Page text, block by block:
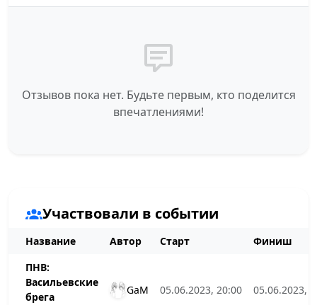
Отзывов пока нет. Будьте первым, кто поделится
впечатлениями!
Участвовали в событии
Название Автор Старт
Финиш
ПНВ:
Васильевские
брега
GaM 05.06.2023, 20:00 05.06.2023,